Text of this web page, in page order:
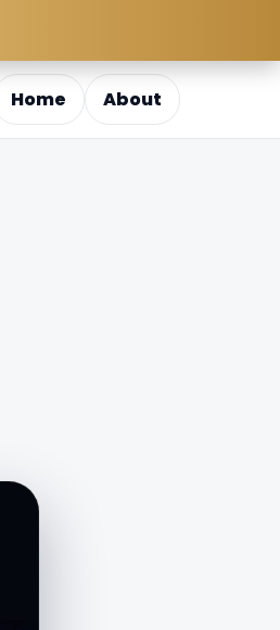
Home About